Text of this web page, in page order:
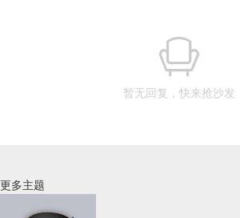
暂无回复，快来抢沙发
更多主题